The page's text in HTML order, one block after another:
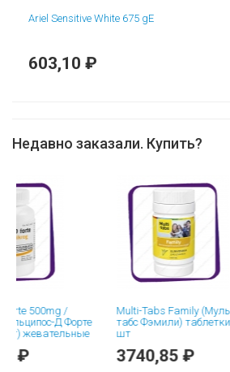
Ariel Sensitive White 675 gE
603,10 ₽
Недавно заказали. Купить?
500mg /
Д Форте
Multi-Tabs Family (Мульти-
табс Фэмили) таблетки - 190
шт
3740,85 ₽